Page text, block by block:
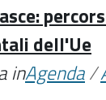
dell'Ue
inAgenda/